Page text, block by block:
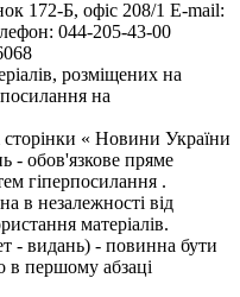
Б, офіс 208/1 E-mail:
044-205-43-00
розміщених на
на
сторінки « Новини України
- обов'язкове пряме
гіперпосилання .
в незалежності від
матеріалів.
- видань) - повинна бути
в першому абзаці